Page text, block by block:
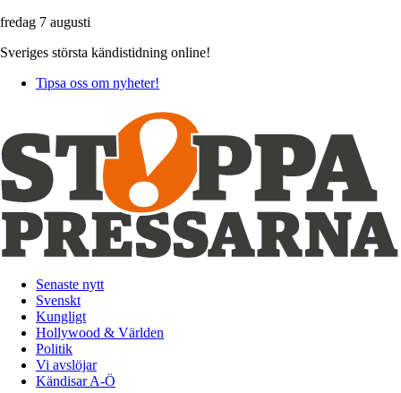
fredag 7 augusti
Sveriges största kändistidning online!
Tipsa oss om nyheter!
Senaste nytt
Svenskt
Kungligt
Hollywood & Världen
Politik
Vi avslöjar
Kändisar A-Ö